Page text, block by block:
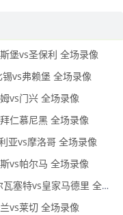
堡vs圣保利 全场录像
vs弗赖堡 全场录像
vs门兴 全场录像
仁慕尼黑 全场录像
亚vs摩洛哥 全场录像
vs帕尔马 全场录像
2026年01月15日 国王杯1/8决赛 阿尔瓦塞特vs皇家马德里 全场录像
vs莱切 全场录像